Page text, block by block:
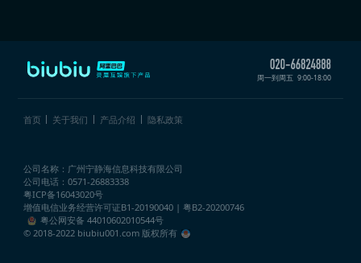
周一到周五 9:00-18:00
首页 关于我们 产品介绍 隐私政策
公司名称：广州宁静海信息科技有限公司
公司电话：0571-26883338
粤ICP备16043020号
增值电信业务经营许可证B1-20190040 | 粤B2-20200746
粤公网安备 44010602010544号
© 2018-2022 biubiu001.com 版权所有